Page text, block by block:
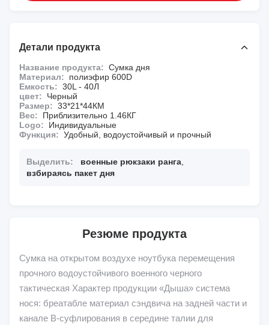
Детали продукта
Название продукта: Сумка дня
Материал:
полиэфир 600D
Емкость: 30L - 40Л
цвет:
Черный
Размер: 33*21*44КМ
Вес:
Приблизительно 1.46КГ
Logo:
Индивидуальные
Функция: Удобный, водоустойчивый и прочный
Выделить: военные рюкзаки ранга
взбираясь пакет дня
Резюме продукта
Сумка на открытом воздухе ноутбука перемещения
прочного водоустойчивого военного черного
тактическая Характер продукции «Дыша» система
нося: бреатабле материал сэндвича на задней части и
канале В-суфлирования в середине талии для